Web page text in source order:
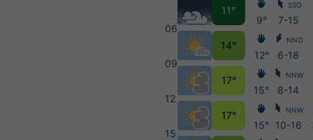
06
09
12
15
11°
14°
17°
17°
9°
12°
15°
15°
SSO
7-15
NNO
6-18
NNW
8-14
NNW
10-16